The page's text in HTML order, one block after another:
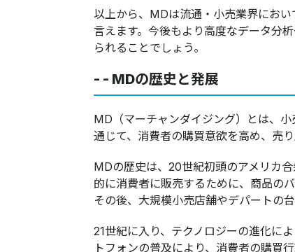
以上から、MDは流通・小売業界にお
言えます。今後もより高度なデータ分
られることでしょう。
- - MDの歴史と発展
MD（マーチャンダイジング）とは、
通じて、消費者の購買意欲を高め、売
MDの歴史は、20世紀初頭のアメリカ
的に消費者に販売するために、商品の
その後、大規模小売店舗やデパートの
21世紀に入り、テクノロジーの進化に
トフォンの普及により、消費者の購買